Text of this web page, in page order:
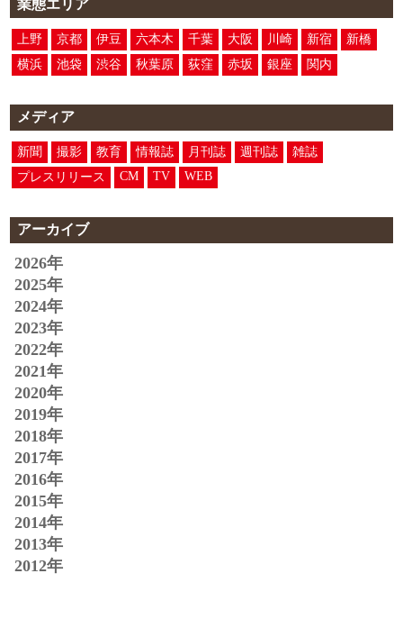
業態エリア
上野 京都 伊豆 六本木 千葉 大阪 川崎 新宿
新橋
横浜
池袋 渋谷 秋葉原 荻窪 赤坂 銀座 関内
メディア
新聞 撮影 教育 情報誌 月刊誌 週刊誌
雑誌
プレスリリース
CM TV WEB
アーカイブ
2026年
2025年
2024年
2023年
2022年
2021年
2020年
2019年
2018年
2017年
2016年
2015年
2014年
2013年
2012年